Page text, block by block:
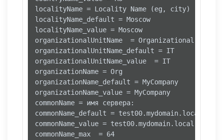
localityName = Locality Name (eg, city)
localityName_default = Moscow
localityName_value = Moscow
organizationalUnitName	= Organizational Unit Name (eg, section)
organizationalUnitName_default = IT
organizationalUnitName_value  = IT
organizationName = Org
organizationName_default = MyCompany
organizationName_value = MyCompany
commonName = имя сервера:
commonName_default = test00.mydomain.local
commonName_value = test00.mydomain.local
commonName_max	= 64